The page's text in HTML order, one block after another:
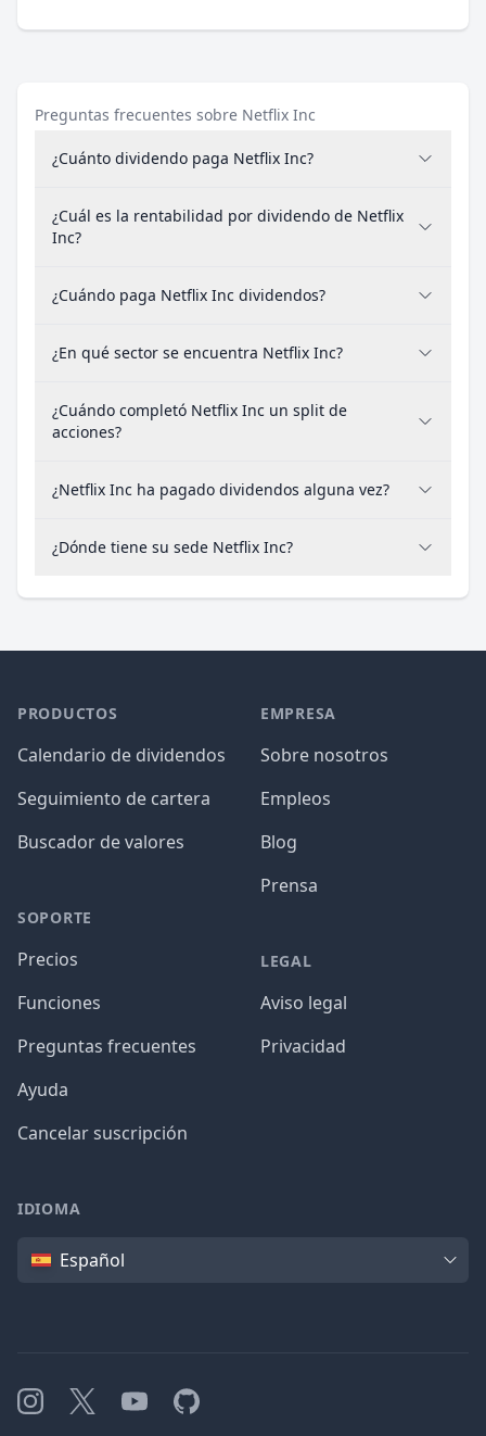
Preguntas frecuentes sobre Netflix Inc
¿Cuánto dividendo paga Netflix Inc?
¿Cuál es la rentabilidad por dividendo de Netflix
Inc?
¿Cuándo paga Netflix Inc dividendos?
¿En qué sector se encuentra Netflix Inc?
¿Cuándo completó Netflix Inc un split de
acciones?
¿Netflix Inc ha pagado dividendos alguna vez?
¿Dónde tiene su sede Netflix Inc?
PRODUCTOS
Calendario de dividendos
Seguimiento de cartera
Buscador de valores
SOPORTE
Precios
Funciones
Preguntas frecuentes
Ayuda
Cancelar suscripción
EMPRESA
Sobre nosotros
Empleos
Blog
Prensa
LEGAL
Aviso legal
Privacidad
IDIOMA
IdiomaEspañol
Instagram
X YouTubeGitHub